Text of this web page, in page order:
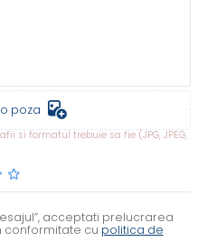
poza
si formatul trebuie sa fie (JPG, JPEG,
acceptati prelucrarea
conformitate cu politica de